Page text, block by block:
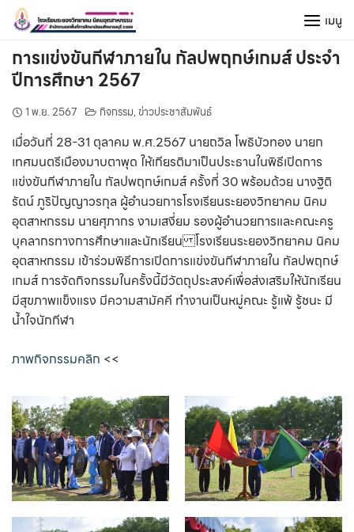
Skip
content
เมนู
การแข่งขันกีฬาภายใน กัลปพฤกษ์เกมส์ ประจำ
ปีการศึกษา 2567
1 พ.ย. 2567 กิจกรรม,ข่าวประชาสัมพันธ์
เมื่อวันที่ 28-31 ตุลาคม พ.ศ.2567 นายถวิล โพธิบัวทอง นายก
เทศมนตรีเมืองมาบตาพุด ให้เกียรติมาเป็นประธานในพิธีเปิดการ
แข่งขันกีฬาภายใน กัลปพฤกษ์เกมส์ ครั้งที่ 30 พร้อมด้วย นางฐิติ
รัตน์ ภูริปัญญาวรกุล ผู้อำนวยการโรงเรียนระยองวิทยาคม นิคม
อุตสาหกรรม นายศุภากร งามเสงี่ยม รองผู้อำนวยการและคณะครู
บุคลากรทางการศึกษาและนักเรียน โรงเรียนระยองวิทยาคม นิคม
อุตสาหกรรม เข้าร่วมพิธีการเปิดการแข่งขันกีฬาภายใน กัลปพฤกษ์
เกมส์ การจัดกิจกรรมในครั้งนี้มีวัตถุประสงค์เพื่อส่งเสริมให้นักเรียน
มีสุขภาพแข็งแรง มีความสามัคคี ทำงานเป็นหมู่คณะ รู้แพ้ รู้ชนะ มี
น้ำใจนักกีฬา
ภาพกิจกรรมคลิก <<